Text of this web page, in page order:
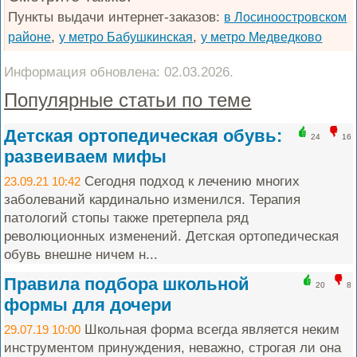
Пункты выдачи интернет-заказов: в Лосиноостровском
районе,у метро Бабушкинская,у метро Медведково
Информация обновлена: 02.03.2026.
Популярные статьи по теме
24 16
Детская ортопедическая обувь:
развеиваем мифы
23.09.21 10:42 Сегодня подход к лечению многих
заболеваний кардинально изменился. Терапия
патологий стопы также претерпела ряд
революционных изменений. Детская ортопедическая
обувь внешне ничем н...
20 8
Правила подбора школьной
формы для дочери
29.07.19 10:00 Школьная форма всегда является неким
инструментом принуждения, неважно, строгая ли она